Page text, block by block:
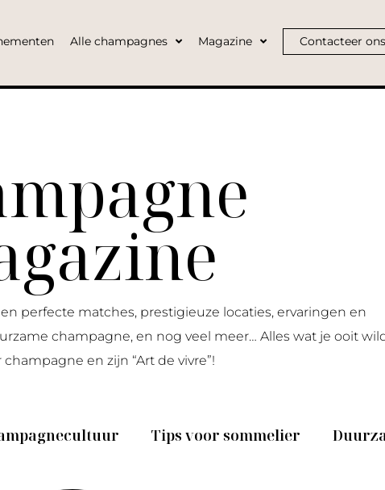
Alle champagnes Magazine Contacteer ons
perfecte matches, prestigieuze locaties, ervaringen en
champagne, en nog veel meer… Alles wat je ooit
en zijn “Art de vivre”!
Tips voor sommelier